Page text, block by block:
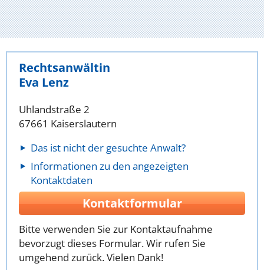
Rechtsanwältin
Eva Lenz
Uhlandstraße 2
67661 Kaiserslautern
Das ist nicht der gesuchte Anwalt?
Informationen zu den angezeigten
Kontaktdaten
Kontaktformular
Bitte verwenden Sie zur Kontaktaufnahme
bevorzugt dieses Formular. Wir rufen Sie
umgehend zurück. Vielen Dank!